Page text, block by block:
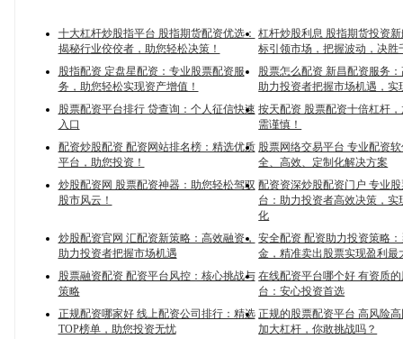
十大杠杆炒股指平台 股指期货配资优选：
揭秘行业佼佼者，助您轻松决策！
杠杆炒股利息 股指期货投资
标引领市场，把握波动，决胜
股指配资 定盘星配资：专业股票配资服
务，助您轻松实现资产增值！
股票怎么配资 新昌配资服务
助力投资者把握市场机遇，实
股票配资平台排行 贷查询：个人征信快速
入口
按天配资 股票配资十倍杠杆
需谨慎！
配资炒股配资 配资网站排名榜：精选优质
平台，助您投资！
股票网络交易平台 专业配资
全、高效、定制化解决方案
炒股配资网 股票配资神器：助您轻松驾驭
股市风云！
配资资深炒股配资门户 专业
台：助力投资者高效决策，实
化
炒股配资官网 汇配资新策略：高效融资，
助力投资者把握市场机遇
安全配资 配资助力投资策略
金，精准卖出股票实现盈利最
股票融资配资 配资平台风控：核心挑战与
策略
在线配资平台哪个好 有资质
台：安心投资首选
正规配资哪家好 线上配资公司排行：精选
TOP榜单，助您投资无忧
正规的股票配资平台 高风险
加大杠杆，你敢挑战吗？